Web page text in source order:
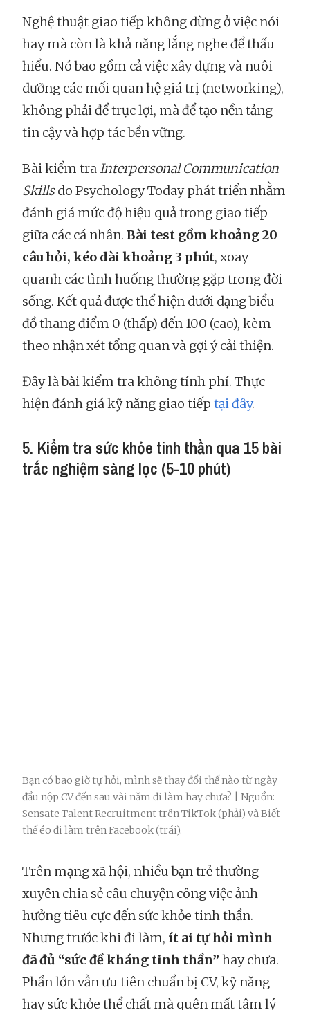
Nghệ thuật giao tiếp không dừng ở việc nói
hay mà còn là khả năng lắng nghe để thấu
hiểu. Nó bao gồm cả việc xây dựng và nuôi
dưỡng các mối quan hệ giá trị (networking),
không phải để trục lợi, mà để tạo nền tảng
tin cậy và hợp tác bền vững.
Bài kiểm traInterpersonal Communication
Skillsdo Psychology Today phát triển nhằm
đánh giá mức độ hiệu quả trong giao tiếp
giữa các cá nhân. Bài test gồm khoảng 20
câu hỏi, kéo dài khoảng 3 phút, xoay
quanh các tình huống thường gặp trong đời
sống. Kết quả được thể hiện dưới dạng biểu
đồ thang điểm 0 (thấp) đến 100 (cao), kèm
theo nhận xét tổng quan và gợi ý cải thiện.
Đây là bài kiểm tra không tính phí. Thực
hiện đánh giá kỹ năng giao tiếp tại đây.
5. Kiểm tra sức khỏe tinh thần qua 15 bài
trắc nghiệm sàng lọc (5-10 phút)
Bạn có bao giờ tự hỏi, mình sẽ thay đổi thế nào từ ngày
đầu nộp CV đến sau vài năm đi làm hay chưa? | Nguồn:
Sensate Talent Recruitment trên TikTok (phải) và Biết
thế éo đi làm trên Facebook (trái).
Trên mạng xã hội, nhiều bạn trẻ thường
xuyên chia sẻ câu chuyện công việc ảnh
hưởng tiêu cực đến sức khỏe tinh thần.
Nhưng trước khi đi làm, ít ai tự hỏi mình
đã đủ “sức đề kháng tinh thần” hay chưa.
Phần lớn vẫn ưu tiên chuẩn bị CV, kỹ năng
hay sức khỏe thể chất mà quên mất tâm lý